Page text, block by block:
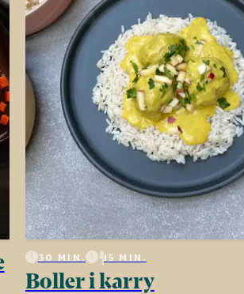
30 MIN. 15 MIN.
Boller i karry